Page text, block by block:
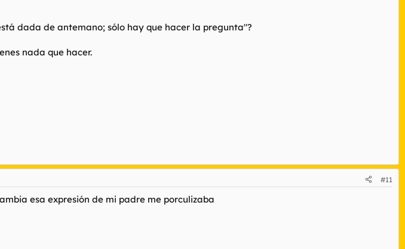
dada de antemano; sólo hay que hacer la pregunta"?
nada que hacer.
#11
esa expresión de mi padre me porculizaba